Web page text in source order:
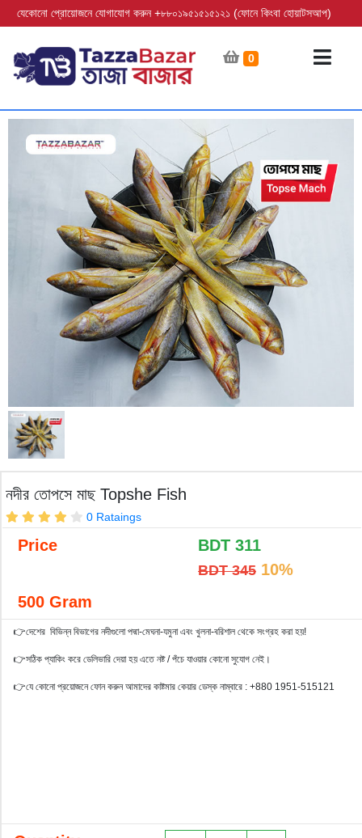
যেকোনো প্রোয়োজনে যোগাযোগ করুন +৮৮০১৯৫১৫১৫১২১ (ফোনে কিংবা হোয়াটসআপ)
0
নদীর তোপসে মাছ Topshe Fish
0 Rataings
Price BDT 311
BDT 345 10%
500 Gram
👉দেশের বিভিন্ন বিভাগের নদীগুলো পদ্মা-মেঘনা-যমুনা এবং খুলনা-বরিশাল থেকে সংগ্রহ করা হয়!
👉সঠিক প্যাকিং করে ডেলিভারি দেয়া হয় এতে নষ্ট / পঁচে যাওয়ার কোনো সুযোগ নেই।
👉যে কোনো প্রয়োজনে ফোন করুন আমাদের কাষ্টমার কেয়ার ডেস্ক নাম্বারে : +880 1951-515121